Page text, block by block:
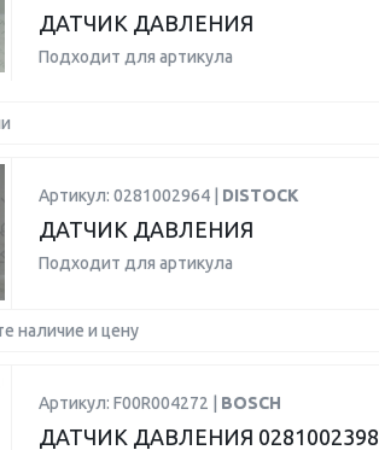
ДАТЧИК ДАВЛЕНИЯ
Подходит для артикула
Артикул: 0281002964 | DISTOCK
ДАТЧИК ДАВЛЕНИЯ
Подходит для артикула
наличие и цену
Артикул: F00R004272 | BOSCH
ДАТЧИК ДАВЛЕНИЯ 0281002398